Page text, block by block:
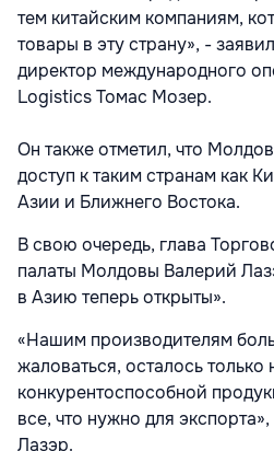
тем китайским компаниям,
товары в эту страну», -
директор международного
Logistics Томас Мозер.
Он также отметил, что
доступ к таким странам как
Азии и Ближнего Востока.
В свою очередь, глава
палаты Молдовы Валерий
в Азию теперь открыты».
«Нашим производителям
жаловаться, осталось только
конкурентоспособной
все, что нужно для
Лазэр.